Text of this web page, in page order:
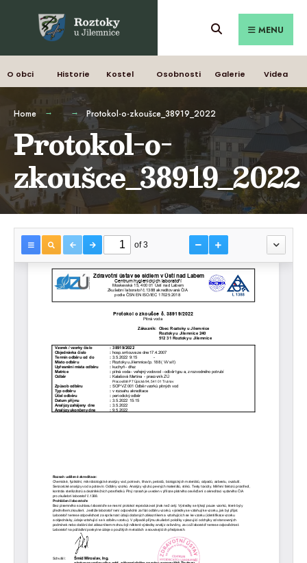
MENU
O obci Historie Kostel Osobnosti Galerie Videa
Home Protokol-o-zkoušce_38919_2022
Protokol-o-
zkoušce_38919_2022